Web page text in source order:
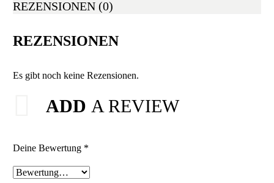
REZENSIONEN (0)
REZENSIONEN
Es gibt noch keine Rezensionen.
ADD A REVIEW
Deine Bewertung *